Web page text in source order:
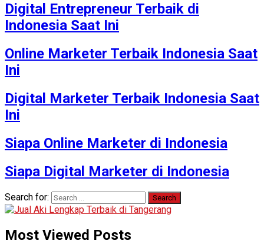
Digital Entrepreneur Terbaik di
Indonesia Saat Ini
Online Marketer Terbaik Indonesia Saat
Ini
Digital Marketer Terbaik Indonesia Saat
Ini
Siapa Online Marketer di Indonesia
Siapa Digital Marketer di Indonesia
Search for:
Most Viewed Posts